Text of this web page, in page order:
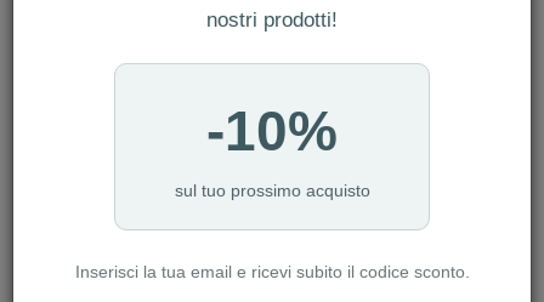
nostri prodotti!
-10%
sul tuo prossimo acquisto
Inserisci la tua email e ricevi subito il codice sconto.